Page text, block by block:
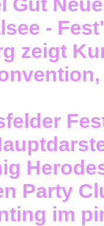
-
zeigt
Party
im